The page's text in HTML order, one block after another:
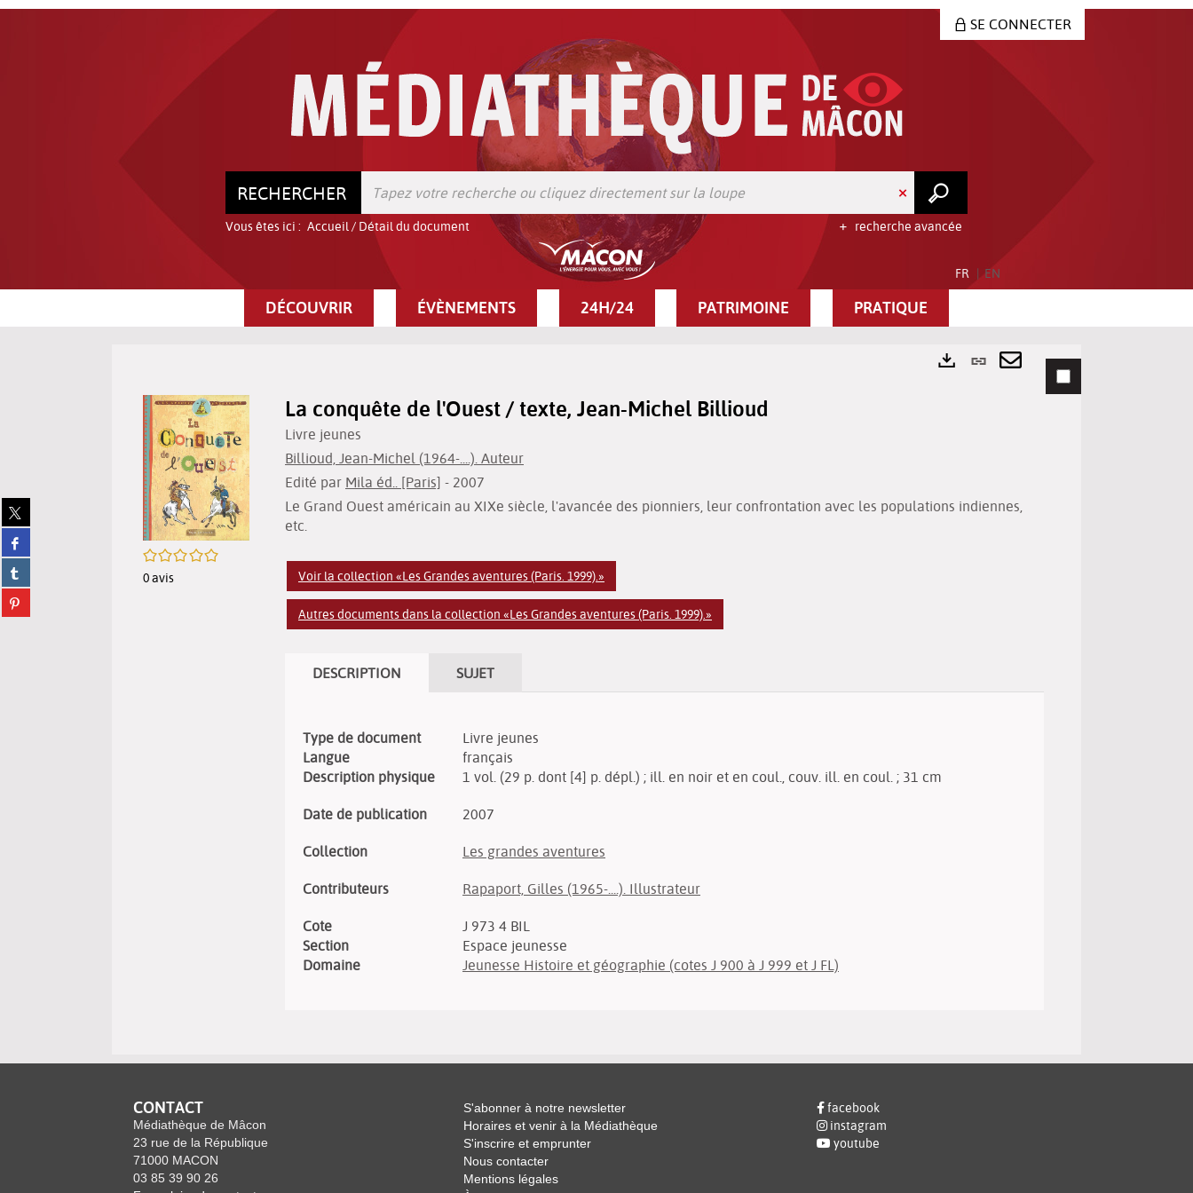
SE CONNECTER
RECHERCHER
recherche avancée
Vous êtes ici : Accueil/ Détail du document
FR EN
DÉCOUVRIR ÉVÈNEMENTS 24H/24 PATRIMOINE PRATIQUE
Partager
sur
twitter
(Nouvelle
fenêtre)
Partager
sur
facebook
(Nouvelle
fenêtre)
Partager
sur
tumblr
(Nouvelle
Partager
sur
Lien
permanent
Envoyer
/5
0avis
La conquête de l'Ouest / texte, Jean-Michel Billioud
Livre jeunes
Billioud, Jean-Michel (1964-....). Auteur
Edité par Mila éd.. [Paris] - 2007
Le Grand Ouest américain au XIXe siècle, l'avancée des pionniers, leur confrontation avec les populations indiennes,
etc.
Voir la collection «Les Grandes aventures (Paris. 1999).»
Autres documents dans la collection «Les Grandes aventures (Paris. 1999).»
DESCRIPTION SUJET
Type de document
Livre jeunes
Langue
français
Description physique
1 vol. (29 p. dont [4] p. dépl.) ; ill. en noir et en coul., couv. ill. en coul. ; 31 cm
Date de publication 2007
Collection Les grandes aventures
Contributeurs Rapaport, Gilles (1965-....). Illustrateur
Cote
J 973 4 BIL
Section
Espace jeunesse
Domaine
Jeunesse Histoire et géographie (cotes J 900 à J 999 et J FL)
CONTACT
Médiathèque de Mâcon
23 rue de la République
71000 MACON
03 85 39 90 26
S'abonner à notre newsletter
Horaires et venir à la Médiathèque
S'inscrire et emprunter
Nous contacter
Mentions légales
facebook
instagram
youtube